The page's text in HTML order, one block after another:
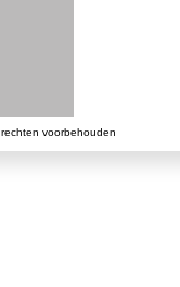
voorbehouden